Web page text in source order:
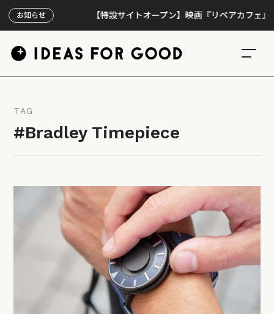
お知らせ 【特設サイトオープン】映画『リペアカフェ』、上
TAG
#Bradley Timepiece